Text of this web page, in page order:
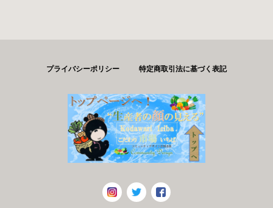
プライバシーポリシー 特定商取引法に基づく表記